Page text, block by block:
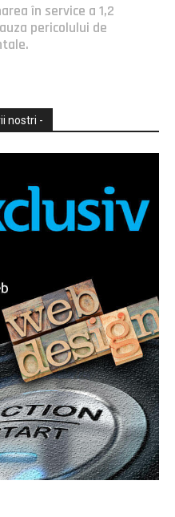
în service a 1,2
pericolului de
nostri -